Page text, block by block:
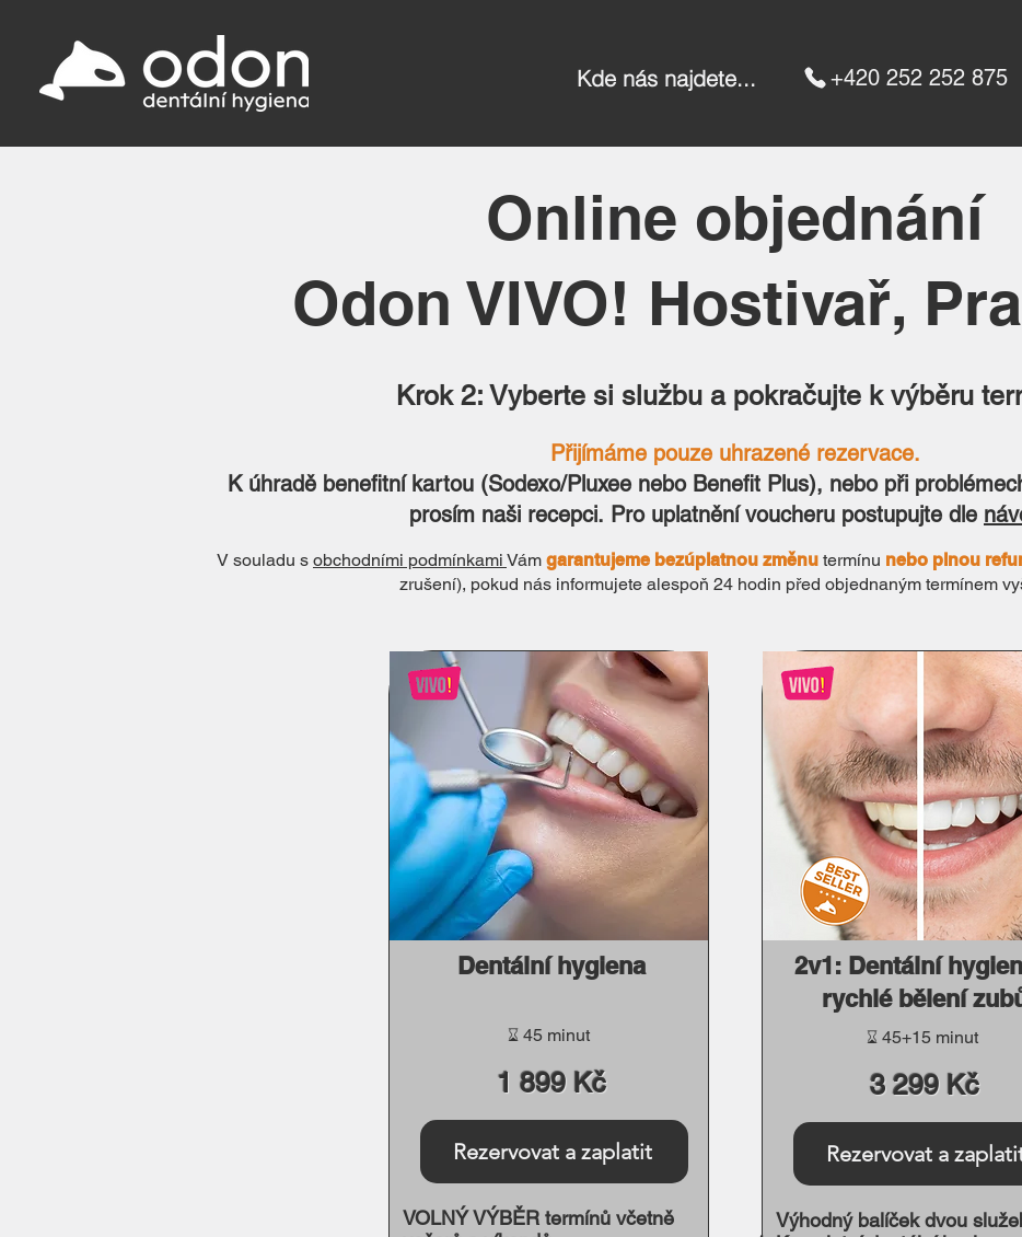
Kde nás najdete... +420 252 252 875
Online objednání
Odon VIVO! Hostivař,
Krok 2: Vyberte si službu a pokračujte k výběru
Přijímáme pouze uhrazené rezervace.
K úhradě benefitní kartou (Sodexo/Pluxee nebo Benefit Plus), nebo při
prosím naši recepci. Pro uplatnění voucheru postupujte dle
V souladu s obchodními podmínkami Vám garantujeme bezúplatnou změnu termínu nebo plnou
zrušení), pokud nás informujete alespoň 24 hodin před objednaným termínem
Dentální hygiena
⌛︎ 45 minut
1 899 Kč
Rezervovat a zaplatit
VOLNÝ VÝBĚR termínů včetně
2v1: Dentální
rychlé bělení
⌛︎ 45+15 minut
3 299 Kč
Rezervovat a
Výhodný balíček dvou